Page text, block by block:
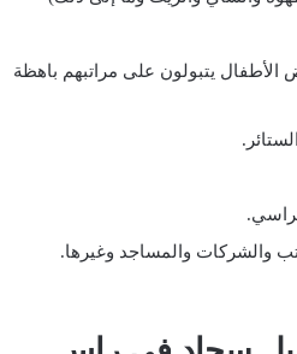
يتبولون على مراتبهم باهظة
والشركات والمساجد وغيرها.